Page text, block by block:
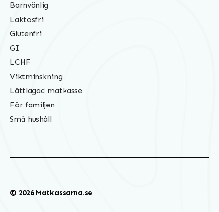
Barnvänlig
Laktosfri
Glutenfri
GI
LCHF
Viktminskning
Lättlagad matkasse
För familjen
Små hushåll
© 2026 Matkassarna.se